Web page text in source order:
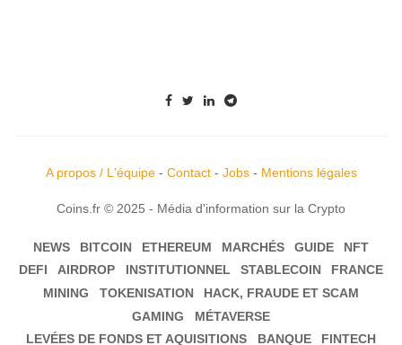
A propos / L'équipe- Contact- Jobs- Mentions légales
Coins.fr © 2025 - Média d'information sur la Crypto
NEWS BITCOIN ETHEREUM MARCHÉS GUIDE
NFT
DEFI
AIRDROP INSTITUTIONNEL STABLECOIN
FRANCE
MINING
TOKENISATION
HACK, FRAUDE ET SCAM
GAMING
MÉTAVERSE
LEVÉES DE FONDS ET AQUISITIONS
BANQUE FINTECH